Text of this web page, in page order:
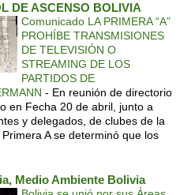
DE ASCENSO BOLIVIA
Comunicado LA PRIMERA “A”
PROHÍBE TRANSMISIONES
DE TELEVISIÓN O
STREAMING DE LOS
PARTIDOS DE
- En reunión de directorio
en Fecha 20 de abril, junto a
y delegados, de clubes de la
Primera A se determinó que los
Medio Ambiente Bolivia